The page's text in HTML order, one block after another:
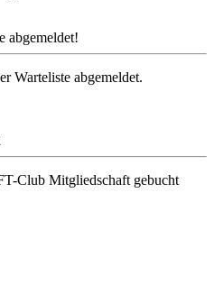
abgemeldet!
Warteliste abgemeldet.
Club Mitgliedschaft gebucht